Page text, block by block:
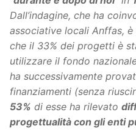
Dall’indagine, che ha
associative locali Anffas,
che il 33% dei progetti è
utilizzare il fondo
ha successivamente
finanziamenti (senza
53% di esse ha rilevato
progettualità con gli enti